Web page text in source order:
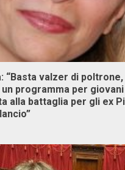
“Basta valzer di poltrone,
programma per
alla battaglia per gli ex